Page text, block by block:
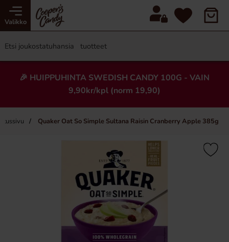
Valikko
🎉 HUIPPUHINTA SWEDISH CANDY 100G - VAIN
9,90kr/kpl (norm 19,90)
Quaker Oat So Simple Sultana Raisin Cranberry Apple 385g
×